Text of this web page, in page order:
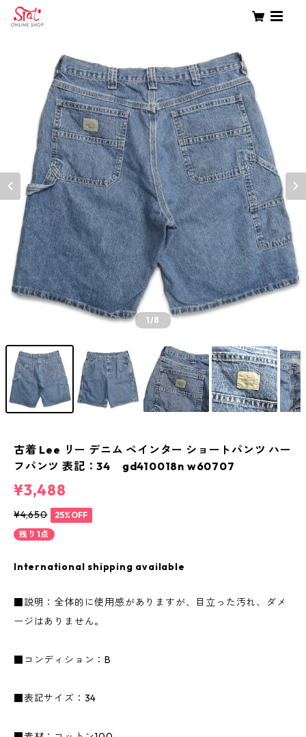
1/8
古着 Lee リー デニム ペインター ショートパンツ ハー
フパンツ 表記：34 gd410018n w60707
¥3,488
¥4,650
25%OFF
残り1点
International shipping available
■説明：全体的に使用感がありますが、目立った汚れ、ダメ
ージはありません。
■コンディション：B
■表記サイズ：34